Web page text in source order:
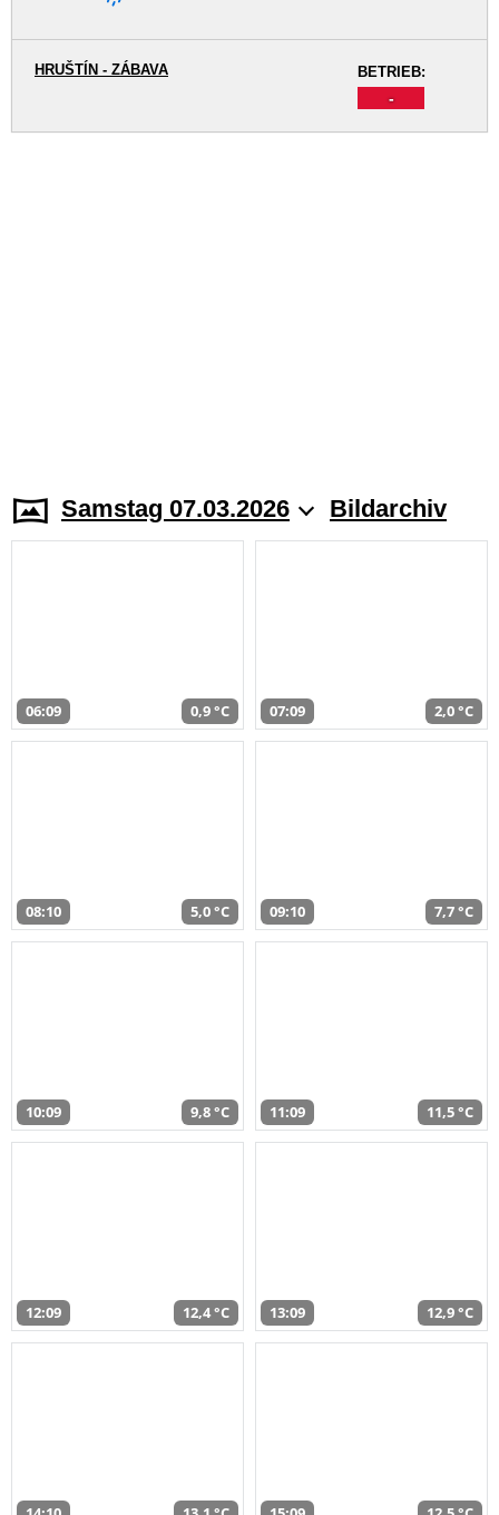
BETRIEB:
-
HRUŠTÍN - ZÁBAVA
Samstag 07.03.2026 Bildarchiv
06:09 0,9 °C 07:09 2,0 °C
08:10 5,0 °C 09:10 7,7 °C
10:09 9,8 °C 11:09 11,5 °C
12:09 12,4 °C 13:09 12,9 °C